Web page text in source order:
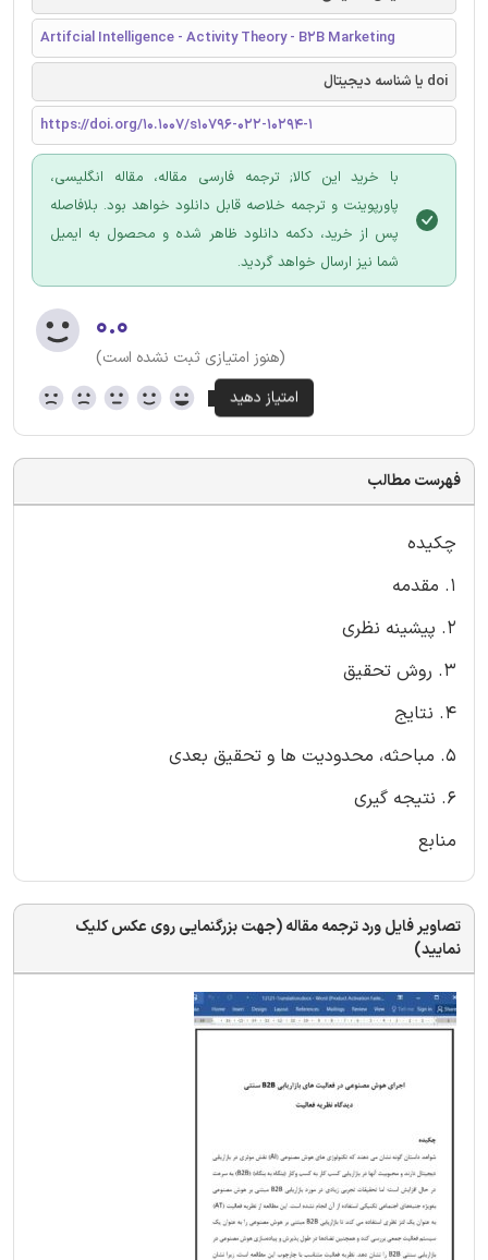
Artifcial Intelligence - Activity Theory - B2B Marketing
doi یا شناسه دیجیتال
https://doi.org/10.1007/s10796-022-10294-1
با خرید این کالا; ترجمه فارسی مقاله، مقاله انگلیسی،
پاورپوینت و ترجمه خلاصه قابل دانلود خواهد بود. بلافاصله
پس از خرید، دکمه دانلود ظاهر شده و محصول به ایمیل
شما نیز ارسال خواهد گردید.
۰.۰
(هنوز امتیازی ثبت نشده است)
فهرست مطالب
چکیده
1. مقدمه
2. پیشینه نظری
3. روش تحقيق
4. نتایج
5. مباحثه، محدودیت ها و تحقیق بعدی
6. نتیجه گیری
منابع
تصاویر فایل ورد ترجمه مقاله (جهت بزرگنمایی روی عکس کلیک
نمایید)